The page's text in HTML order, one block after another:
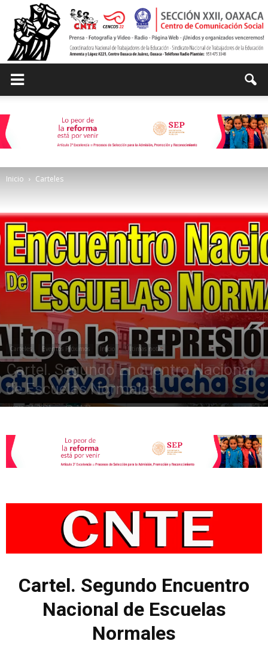
de
Social
de
la
XXII
Inicio Carteles
Carteles Eventos Próximos Inicio Últimas notas
Cartel. Segundo Encuentro Nacional
de Escuelas Normales
junio 24, 2021 1177
Cartel. Segundo Encuentro
Nacional de Escuelas
Normales